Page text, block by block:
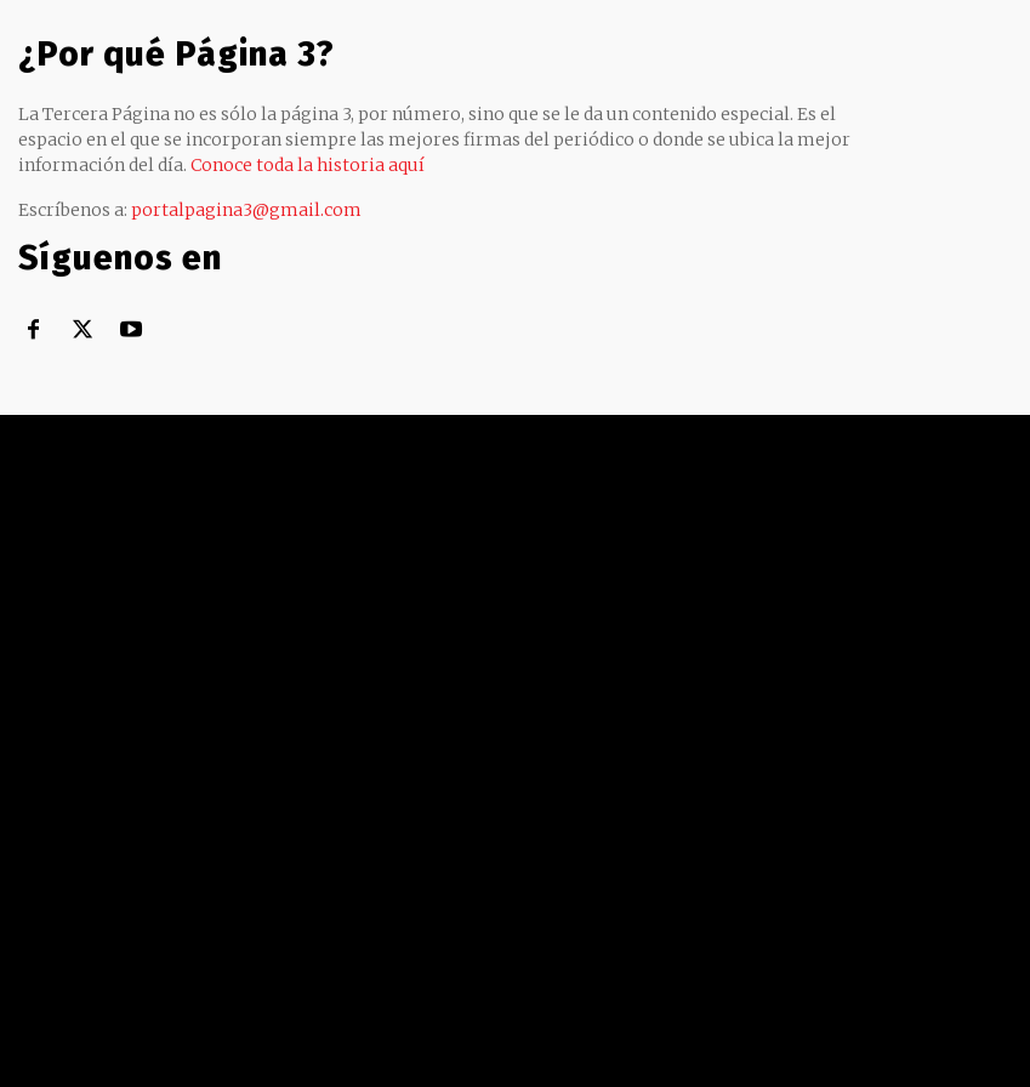
¿Por qué Página 3?
La Tercera Página no es sólo la página 3, por número, sino que se le da un contenido especial. Es el
espacio en el que se incorporan siempre las mejores firmas del periódico o donde se ubica la mejor
información del día. Conoce toda la historia aquí
Escríbenos a: portalpagina3@gmail.com
Síguenos en